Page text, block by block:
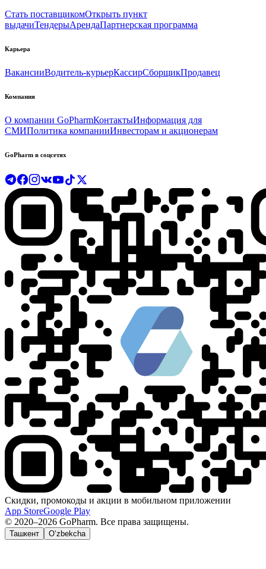
Стать поставщикомОткрыть пункт
выдачиТендерыАрендаПартнерская программа
Карьера
ВакансииВодитель-курьерКассирСборщикПродавец
Компания
О компании GoPharmКонтактыИнформация для
СМИПолитика компанииИнвесторам и акционерам
GoPharm в соцсетях
Скидки, промокоды и акции в мобильном приложении
App StoreGoogle Play
© 2020–2026 GoPharm. Все права защищены.
Ташкент O‘zbekcha